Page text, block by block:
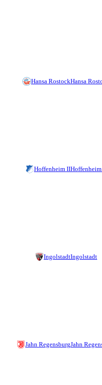
Hansa RostockHansa
Hoffenheim II
IngolstadtIngolstadt
Jahn RegensburgJahn